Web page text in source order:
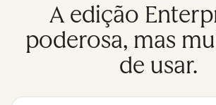
A edição
poderosa, mas
de usar.